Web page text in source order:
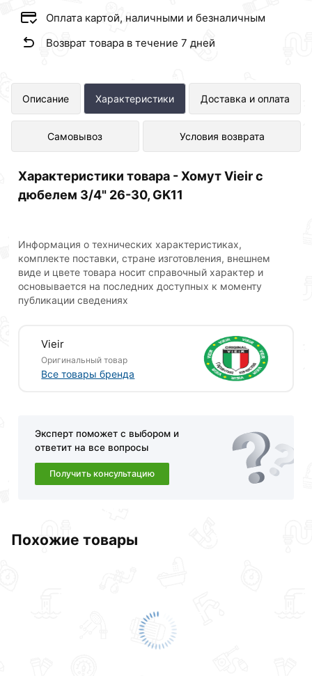
Оплата картой, наличными и безналичным
Возврат товара в течение 7 дней
Описание Характеристики Доставка и оплата
Самовывоз Условия возврата
Хомут Vieir с дюбелем 3/4" 26-30,
GK11 представлен в интернет-
магазине Сантехника по отличной
заказ позвонив по контактам указанным на сайте.
Наши профессиональные менеджеры обработают
заказ и свяжутся с Вами для согласования условий
Характеристики товара - Хомут Vieir с
дюбелем 3/4" 26-30, GK11
Информация о технических характеристиках,
комплекте поставки, стране изготовления, внешнем
виде и цвете товара носит справочный характер и
основывается на последних доступных к моменту
публикации сведениях
Vieir
Оригинальный товар
Все товары бренда
Эксперт поможет с выбором и
ответит на все вопросы
Получить консультацию
Похожие товары